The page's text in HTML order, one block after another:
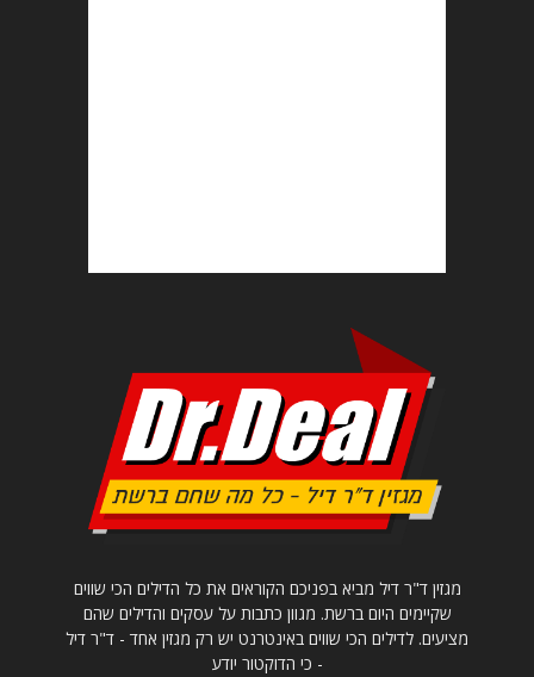
מגזין ד"ר דיל מביא בפניכם הקוראים את כל הדילים הכי שווים
שקיימים היום ברשת. מגוון כתבות על עסקים והדילים שהם
מציעים. לדילים הכי שווים באינטרנט יש רק מגזין אחד - ד"ר דיל
- כי הדוקטור יודע